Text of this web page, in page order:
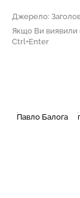
Джерело:
Якщо Ви виявили
Ctrl+Enter
Павло Балога